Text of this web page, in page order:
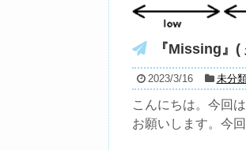
『Missing』
2023/3/16 未分
こんにちは。今回
お願いします。今